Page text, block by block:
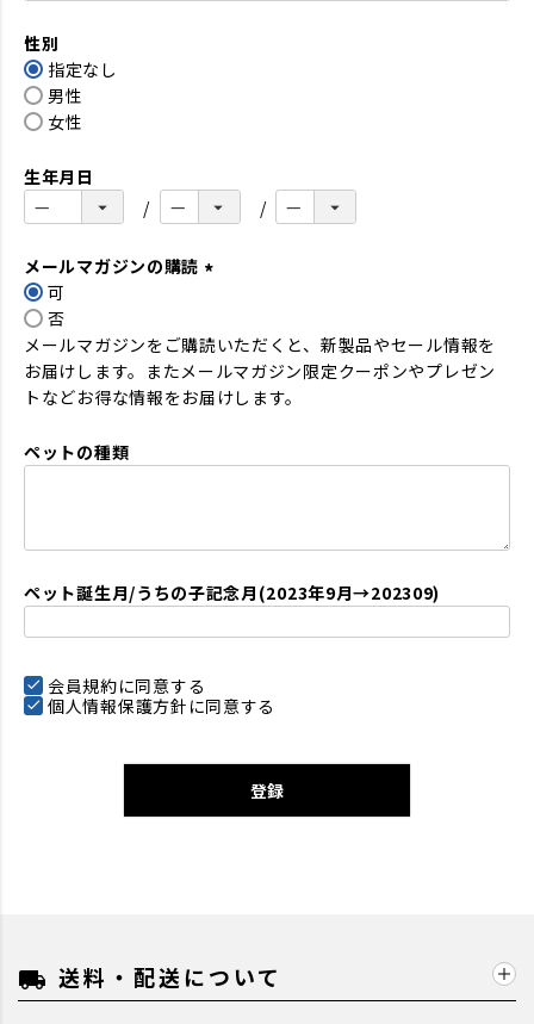
性別
指定なし
男性
女性
生年月日
メールマガジンの購読
須
)
可
否
メールマガジンをご購読いただくと、新製品やセール情報を
お届けします。またメールマガジン限定クーポンやプレゼン
トなどお得な情報をお届けします。
ペットの種類
ペット誕生月/うちの子記念月(2023年9月→202309)
会員規約に同意する
個人情報保護方針 に同意する
登録
local_shipping 送料・配送について